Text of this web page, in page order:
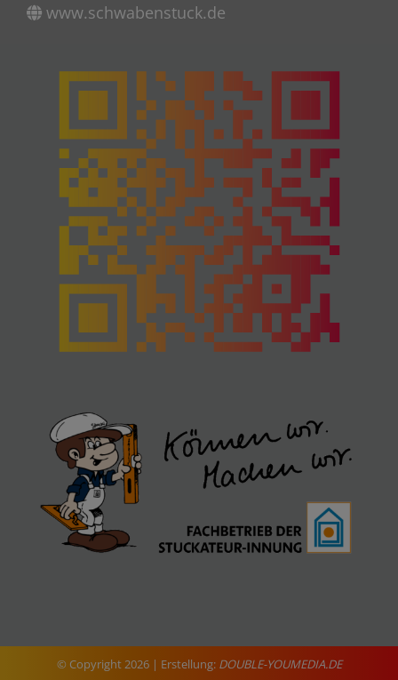
www.schwabenstuck.de
© Copyright2026 | Erstellung: DOUBLE-YOUMEDIA.DE